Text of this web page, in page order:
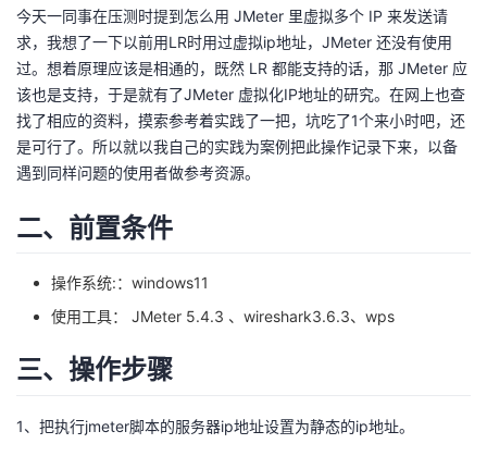
人
主
页
我
的
开
我
今天一同事在压测时提到怎么用 JMeter 里虚拟多个 IP 来发送请
求，我想了一下以前用LR时用过虚拟ip地址，JMeter 还没有使用
过。想着原理应该是相通的，既然 LR 都能支持的话，那 JMeter 应
该也是支持，于是就有了JMeter 虚拟化IP地址的研究。在网上也查
找了相应的资料，摸索参考着实践了一把，坑吃了1个来小时吧，还
是可行了。所以就以我自己的实践为案例把此操作记录下来，以备
遇到同样问题的使用者做参考资源。
二、前置条件
操作系统:：windows11
使用工具： JMeter 5.4.3 、wireshark3.6.3、wps
三、操作步骤
1、把执行jmeter脚本的服务器ip地址设置为静态的ip地址。